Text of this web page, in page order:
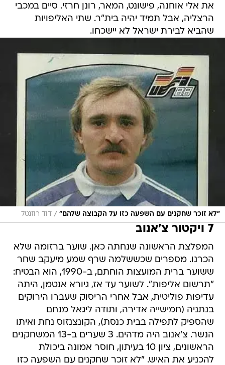
את אלי אוחנה, פישונט, המאר, רונן חרזי. סיים במכבי
הרצליה, אבל תמיד יהיה בית"ר. שתי האליפויות
שהביא לבירת ישראל לא יישכחו.
"לא זוכר שחקנים עם השפעה כזו על הקבוצה שלהם" / דוד רוזנטל
7 ויקטור צ'אנוב
המפלצת הראשונה שנחתה כאן. שוער ברזומה שלא
הכרנו. מספרים שכששלמה שרף שמע מיעקב שחר
ששוער ברית המועצות הוחתם, ב-1990, הוא הבטיח:
"תרשום אליפות". לשוער עד אז, גיורא אנטמן, היתה
עדיפות פוליטית, אבל אחרי הריסוק שעברו הירוקים
בנתניה (חמישייה אדירה, ותודה ליגאל מנחם
שהספיק לתפילה בבית כנסת), הקונצנזוס נחת ואיתו
הנשר. צ'אנוב היה מדהים. 3 שערים ב-13 המשחקנים
הראשונים, ציון 10 בעיתון, חוסר אמונה ביכולת
להכניע את האיש. "לא זוכר שחקנים עם השפעה כזו